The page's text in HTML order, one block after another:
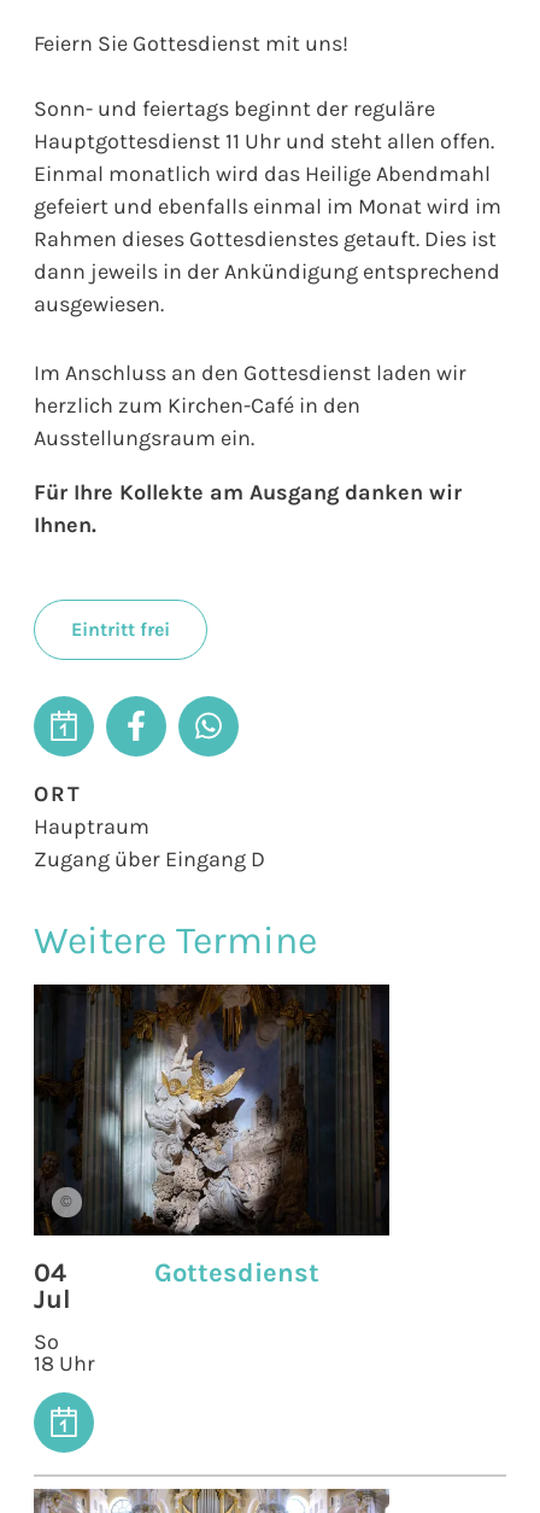
Feiern Sie Gottesdienst mit uns!
Sonn- und feiertags beginnt der reguläre
Hauptgottesdienst 11 Uhr und steht allen offen.
Einmal monatlich wird das Heilige Abendmahl
gefeiert und ebenfalls einmal im Monat wird im
Rahmen dieses Gottesdienstes getauft. Dies ist
dann jeweils in der Ankündigung entsprechend
ausgewiesen.
Im Anschluss an den Gottesdienst laden wir
herzlich zum Kirchen-Café in den
Ausstellungsraum ein.
Für Ihre Kollekte am Ausgang danken wir
Ihnen.
Eintritt frei
ORT
Hauptraum
Zugang über Eingang D
Weitere Termine
©
04
Jul
So
18 Uhr
Gottesdienst